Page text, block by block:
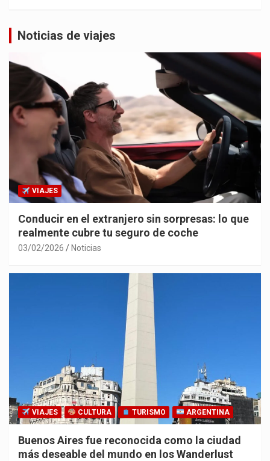
Noticias de viajes
VIAJES
Conducir en el extranjero sin sorpresas: lo que
realmente cubre tu seguro de coche
03/02/2026 Noticias
VIAJES CULTURA TURISMO ARGENTINA
Buenos Aires fue reconocida como la ciudad
más deseable del mundo en los Wanderlust